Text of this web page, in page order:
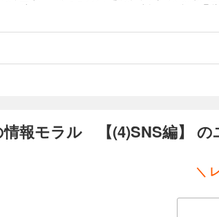
SNS編では、LINEやTwitterなどの人気サービスを具
に使う方法を解説します。
報モラル 【(4)SNS編】 の
＼